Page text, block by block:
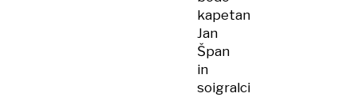
kapetan
Jan
Špan
in
soigralci